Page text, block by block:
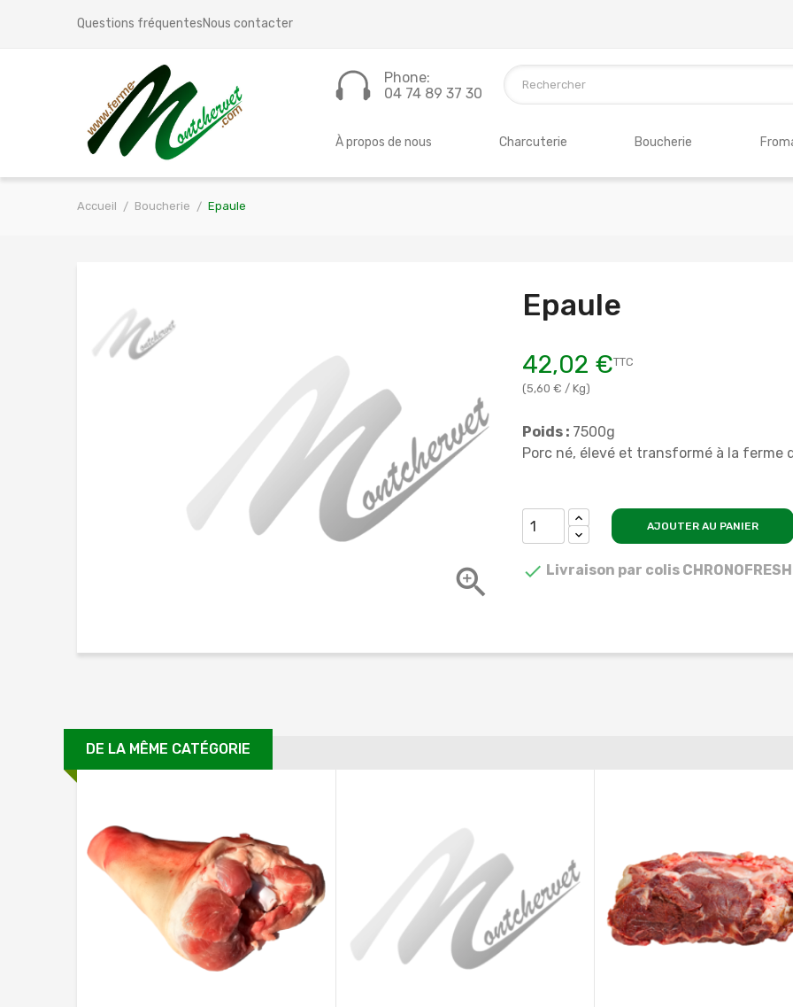
Questions fréquentesNous contacter
Phone:
04 74 89 37 30
À propos de nous Charcuterie Boucherie
Accueil Boucherie Epaule

Epaule
42,02 €
(5,60 € / Kg)
TTC
Poids : 7500g
Porc né, élevé et transformé à la ferme
AJOUTER AU PANIER
 Livraison par colis CHRONOFRESH
DE LA MÊME CATÉGORIE